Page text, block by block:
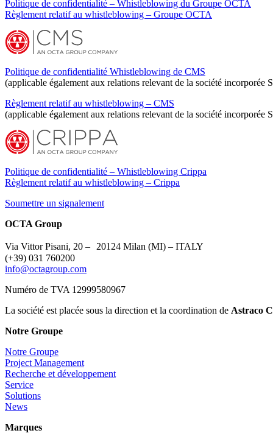
Politique de confidentialité – Whistleblowing du Groupe OCTA
Règlement relatif au whistleblowing – Groupe OCTA
Politique de confidentialité Whistleblowing de CMS
(applicable également aux relations relevant de la société incorporée
Règlement relatif au whistleblowing – CMS
(applicable également aux relations relevant de la société incorporée
Politique de confidentialité – Whistleblowing Crippa
Règlement relatif au whistleblowing – Crippa
Soumettre un signalement
OCTA Group
Via Vittor Pisani, 20 – 20124 Milan (MI) – ITALY
(+39) 031 760200
info@octagroup.com
Numéro de TVA 12999580967
La société est placée sous la direction et la coordination de Astraco
Notre Groupe
Notre Groupe
Project Management
Recherche et développement
Service
Solutions
News
Marques